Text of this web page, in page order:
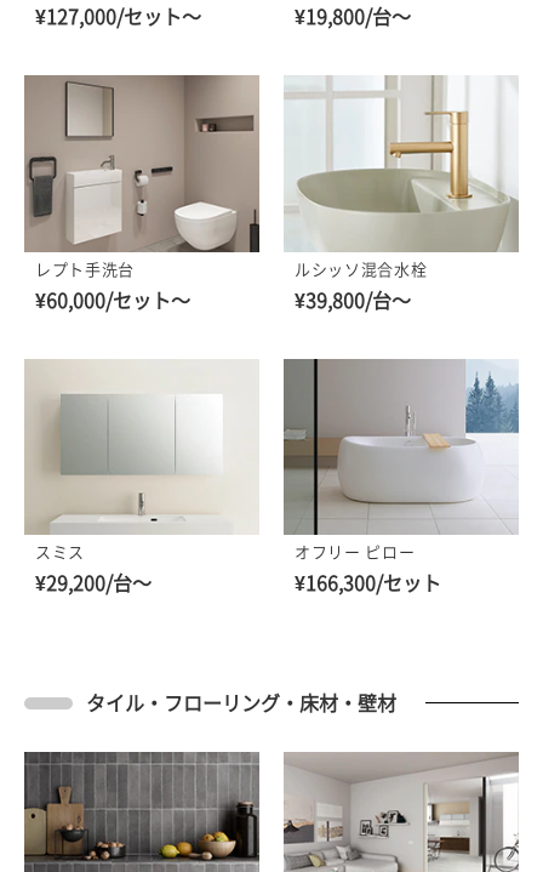
¥127,000/セット～ ¥19,800/台～
レプト手洗台
¥60,000/セット～
ルシッソ混合水栓
¥39,800/台～
スミス
¥29,200/台～
オフリー ピロー
¥166,300/セット
タイル・フローリング・床材・壁材